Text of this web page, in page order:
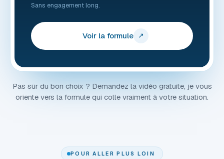
Sans engagement long.
Voir la formule ↗
Pas sûr du bon choix ? Demandez la vidéo gratuite, je vous
oriente vers la formule qui colle vraiment à votre situation.
POUR ALLER PLUS LOIN